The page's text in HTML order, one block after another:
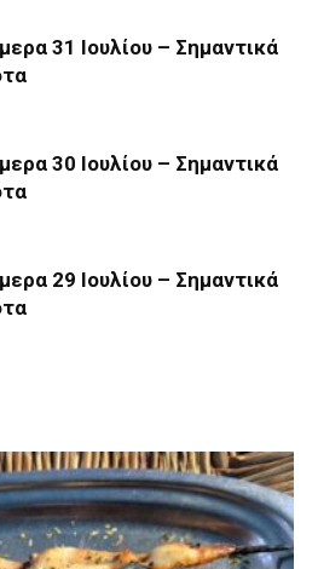
31 Ιουλίου – Σημαντικά
30 Ιουλίου – Σημαντικά
29 Ιουλίου – Σημαντικά